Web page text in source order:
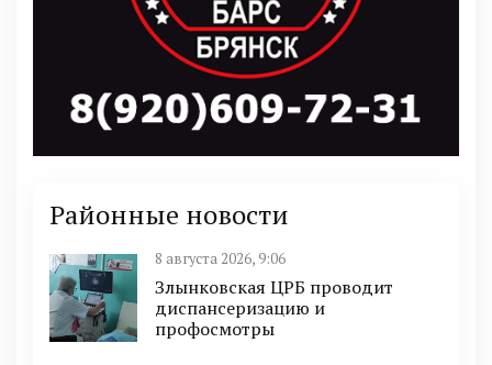
Районные новости
8 августа 2026, 9:06
Злынковская ЦРБ проводит
диспансеризацию и
профосмотры